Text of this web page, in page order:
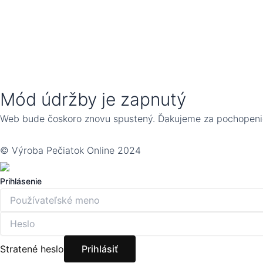
Mód údržby je zapnutý
Web bude čoskoro znovu spustený. Ďakujeme za
© Výroba Pečiatok Online 2024
Prihlásenie
Stratené heslo